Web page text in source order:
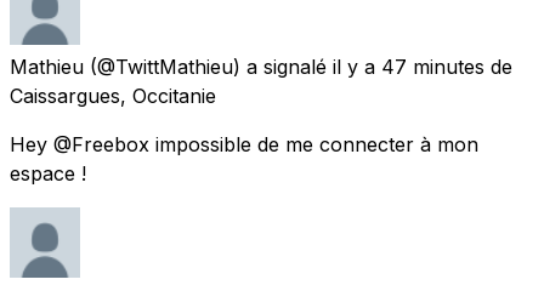
Mathieu (@TwittMathieu) a signalé il y a 47 minutes de
Caissargues, Occitanie
Hey @Freebox impossible de me connecter à mon
espace !